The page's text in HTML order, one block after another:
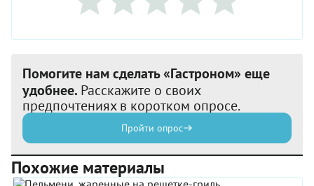
Помогите нам сделать «Гастроном» еще
удобнее. Расскажите о своих
предпочтениях в коротком опросе.
Пройти опрос
Похожие материалы